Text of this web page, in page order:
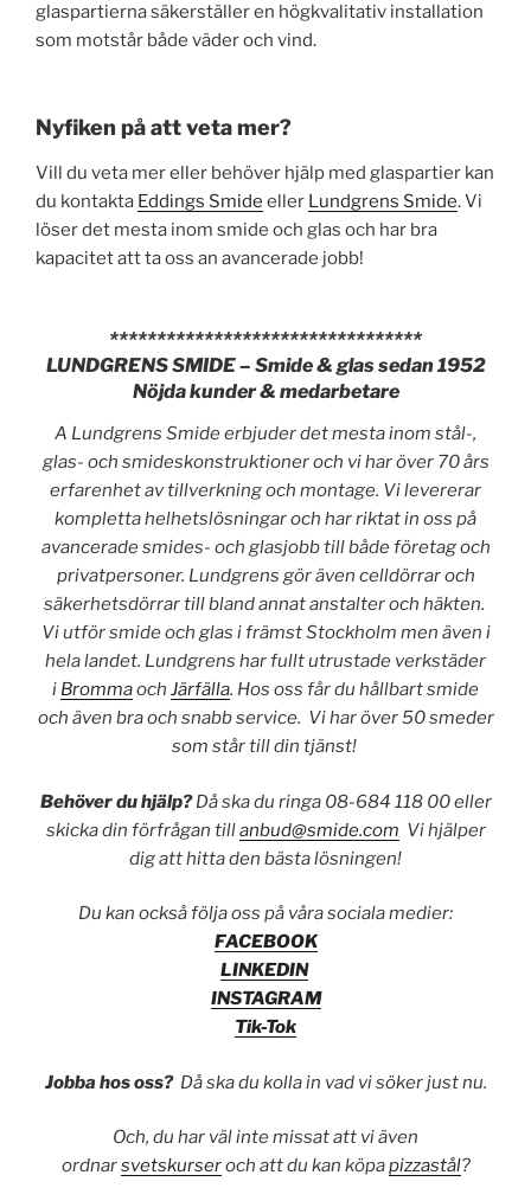
glaspartierna säkerställer en högkvalitativ installation
som motstår både väder och vind.
Nyfiken på att veta mer?
Vill du veta mer eller behöver hjälp med glaspartier kan
du kontakta Eddings Smide eller Lundgrens Smide. Vi
löser det mesta inom smide och glas och har bra
kapacitet att ta oss an avancerade jobb!
*********************************
LUNDGRENS SMIDE – Smide & glas sedan 1952
Nöjda kunder & medarbetare
A Lundgrens Smide erbjuder det mesta inom stål-,
glas- och smideskonstruktioner och vi har över 70 års
erfarenhet av tillverkning och montage. Vi levererar
kompletta helhetslösningar och har riktat in oss på
avancerade smides- och glasjobb till både företag och
privatpersoner. Lundgrens gör även celldörrar och
säkerhetsdörrar till bland annat anstalter och häkten.
Vi utför smide och glas i främst Stockholm men även i
hela landet. Lundgrens har fullt utrustade verkstäder
i Brommaoch Järfälla. Hos oss får du hållbart smide
och även bra och snabb service. Vi har över 50 smeder
som står till din tjänst!
Behöver du hjälp?Då ska du ringa 08-684 118 00 eller
skicka din förfrågan tillanbud@smide.com Vi hjälper
dig att hitta den bästa lösningen!
Du kan också följa oss på våra sociala medier:
FACEBOOK
LINKEDIN
INSTAGRAM
Tik-Tok
Jobba hos oss? Då ska du kolla in vad vi söker just nu.
Och, du har väl inte missat att vi även
ordnarsvetskurseroch att du kan köpapizzastål?